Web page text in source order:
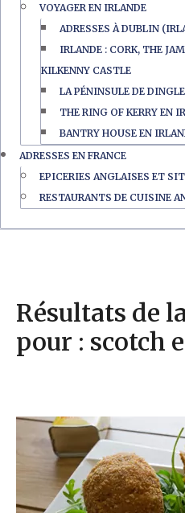
VOYAGER EN IRLANDE
ADRESSES À DUBLIN
IRLANDE : CORK, THE
KILKENNY CASTLE
LA PÉNINSULE DE
THE RING OF KERRY EN
BANTRY HOUSE EN
ADRESSES EN FRANCE
EPICERIES ANGLAISES ET
RESTAURANTS DE CUISINE
Résultats de
pour : scotch